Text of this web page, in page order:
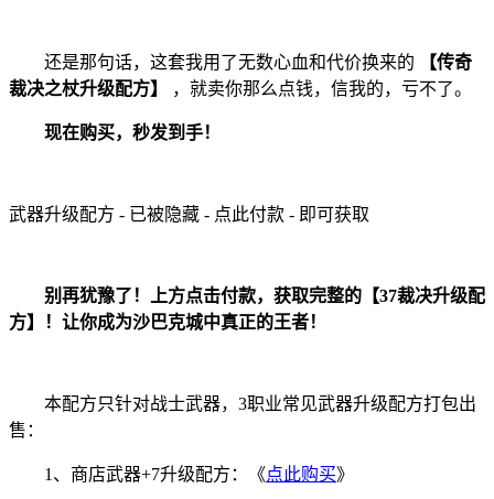
还是那句话，这套我用了无数心血和代价换来的
【传奇
裁决之杖升级配方】
，就卖你那么点钱，信我的，亏不了。
现在购买，秒发到手！
武器升级配方 - 已被隐藏 - 点此付款 - 即可获取
别再犹豫了！上方点击付款，获取完整的【37裁决升级配
方】！让你成为沙巴克城中真正的王者！
本配方只针对战士武器，3职业常见武器升级配方打包出
售：
1、商店武器+7升级配方：《点此购买》